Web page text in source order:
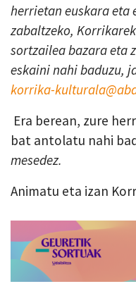
herrietan euskara eta
zabaltzeko,
sortzailea bazara eta
eskaini nahi baduzu,
korrika-
Era berean, zure
bat antolatu nahi
mesedez.
Animatu eta izan